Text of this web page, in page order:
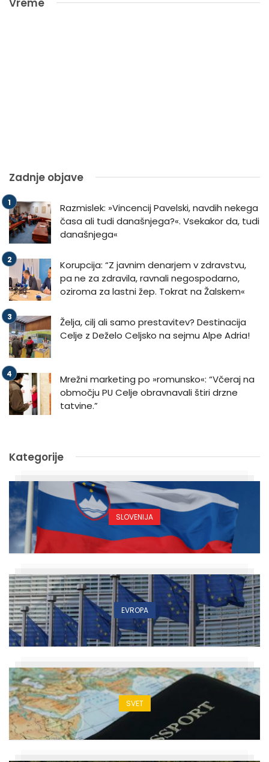
Zadnje objave
Razmislek: »Vincencij Pavelski, navdih nekega
časa ali tudi današnjega?«. Vsekakor da, tudi
današnjega«
Korupcija: “Z javnim denarjem v zdravstvu,
pa ne za zdravila, ravnali negospodarno,
oziroma za lastni žep. Tokrat na Žalskem«
Želja, cilj ali samo prestavitev? Destinacija
Celje z Deželo Celjsko na sejmu Alpe Adria!
Mrežni marketing po »romunsko«: “Včeraj na
območju PU Celje obravnavali štiri drzne
tatvine.”
Kategorije
SLOVENIJA
EVROPA
SVET